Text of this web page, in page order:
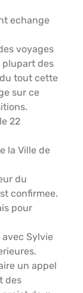
echange
voyages
plupart des
tout cette
sur ce
22
la Ville de
du
confirmee.
pour
Sylvie
un appel
des